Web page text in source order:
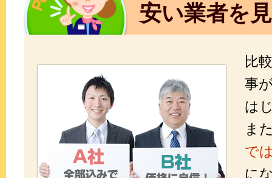
安い業者を
比
事
は
ま
で
に